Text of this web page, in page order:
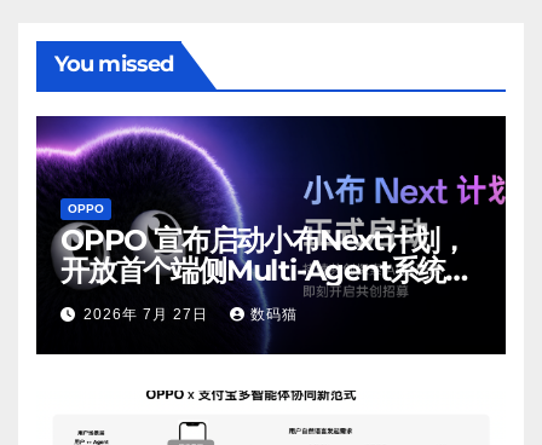
You missed
OPPO
OPPO 宣布启动小布Next计划，
开放首个端侧Multi-Agent系统内
测2026年 7月 27日 数码猫